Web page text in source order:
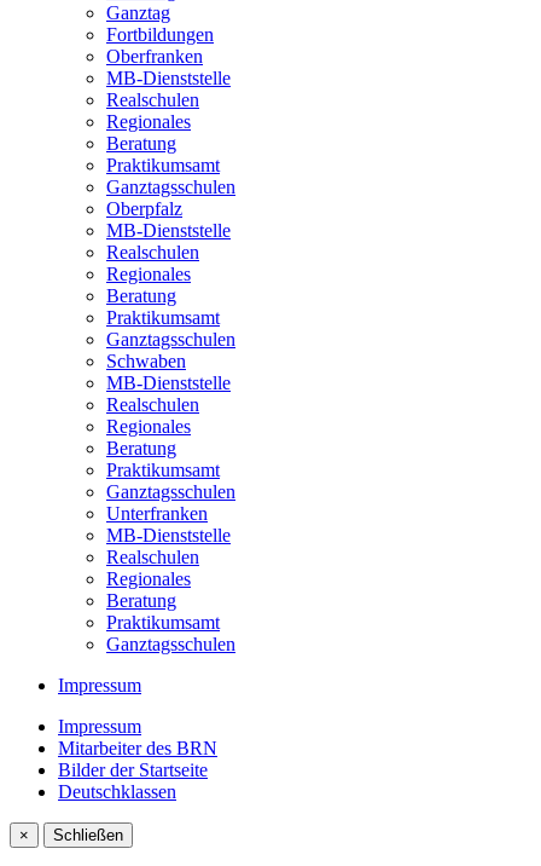
Ganztag
Fortbildungen
Oberfranken
MB-Dienststelle
Realschulen
Regionales
Beratung
Praktikumsamt
Ganztagsschulen
Oberpfalz
MB-Dienststelle
Realschulen
Regionales
Beratung
Praktikumsamt
Ganztagsschulen
Schwaben
MB-Dienststelle
Realschulen
Regionales
Beratung
Praktikumsamt
Ganztagsschulen
Unterfranken
MB-Dienststelle
Realschulen
Regionales
Beratung
Praktikumsamt
Ganztagsschulen
Impressum
Impressum
Mitarbeiter des BRN
Bilder der Startseite
Deutschklassen
× Schließen